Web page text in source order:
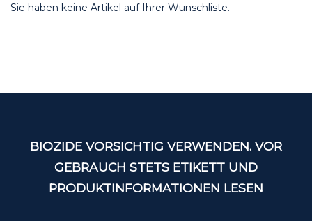
Sie haben keine Artikel auf Ihrer Wunschliste.
BIOZIDE VORSICHTIG VERWENDEN. VOR
GEBRAUCH STETS ETIKETT UND
PRODUKTINFORMATIONEN LESEN